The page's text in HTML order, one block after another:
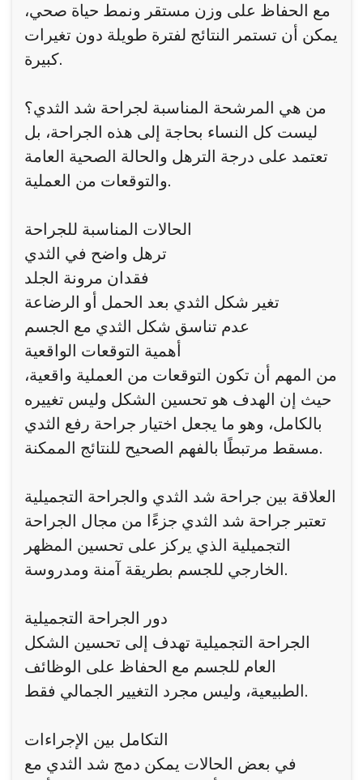
مع الحفاظ على وزن مستقر ونمط حياة صحي،
يمكن أن تستمر النتائج لفترة طويلة دون تغيرات
كبيرة.
من هي المرشحة المناسبة لجراحة شد الثدي؟
ليست كل النساء بحاجة إلى هذه الجراحة، بل
تعتمد على درجة الترهل والحالة الصحية العامة
والتوقعات من العملية.
الحالات المناسبة للجراحة
ترهل واضح في الثدي
فقدان مرونة الجلد
تغير شكل الثدي بعد الحمل أو الرضاعة
عدم تناسق شكل الثدي مع الجسم
أهمية التوقعات الواقعية
من المهم أن تكون التوقعات من العملية واقعية،
حيث إن الهدف هو تحسين الشكل وليس تغييره
بالكامل، وهو ما يجعل اختيار جراحة رفع الثدي
مسقط مرتبطًا بالفهم الصحيح للنتائج الممكنة.
العلاقة بين جراحة شد الثدي والجراحة التجميلية
تعتبر جراحة شد الثدي جزءًا من مجال الجراحة
التجميلية الذي يركز على تحسين المظهر
الخارجي للجسم بطريقة آمنة ومدروسة.
دور الجراحة التجميلية
الجراحة التجميلية تهدف إلى تحسين الشكل
العام للجسم مع الحفاظ على الوظائف
الطبيعية، وليس مجرد التغيير الجمالي فقط.
التكامل بين الإجراءات
في بعض الحالات يمكن دمج شد الثدي مع